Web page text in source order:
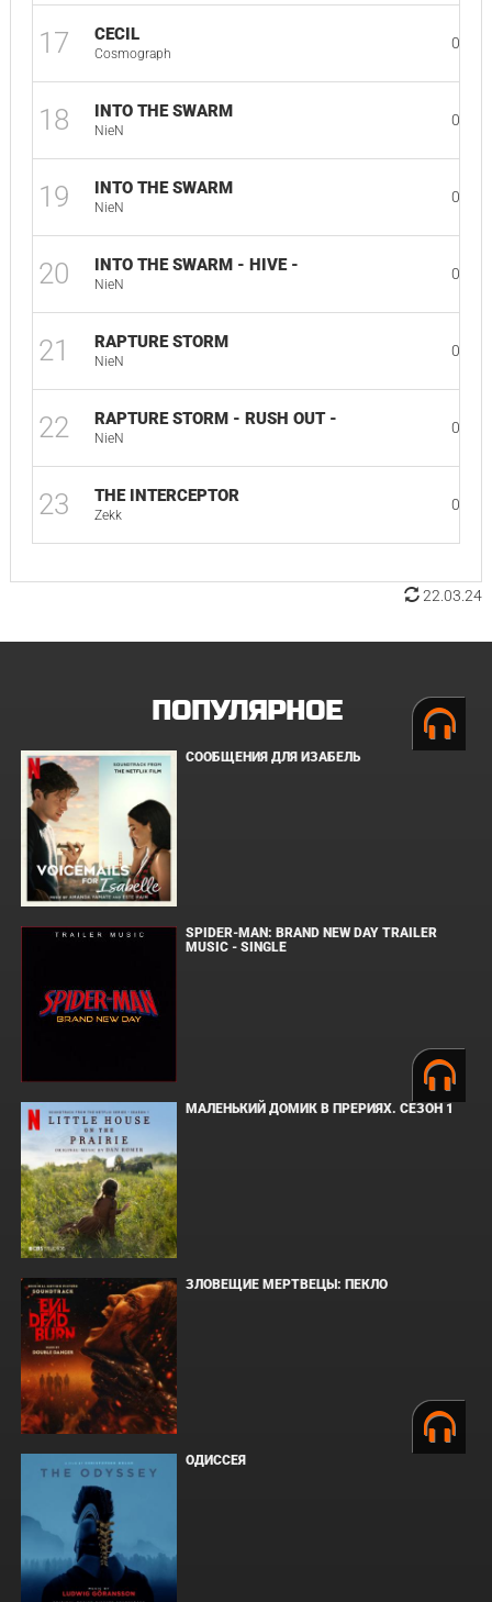
17 CECIL
Cosmograph
02:43
18 INTO THE SWARM
NieN
02:03
19 INTO THE SWARM
NieN
02:17
20 INTO THE SWARM - HIVE -
NieN
02:17
21 RAPTURE STORM
NieN
03:18
22 RAPTURE STORM - RUSH OUT -
NieN
02:59
23 THE INTERCEPTOR
Zekk
03:44
22.03.24
ПОПУЛЯРНОЕ
СООБЩЕНИЯ ДЛЯ ИЗАБЕЛЬ
SPIDER-MAN: BRAND NEW DAY TRAILER
MUSIC - SINGLE
МАЛЕНЬКИЙ ДОМИК В ПРЕРИЯХ. СЕЗОН 1
ЗЛОВЕЩИЕ МЕРТВЕЦЫ: ПЕКЛО
ОДИССЕЯ